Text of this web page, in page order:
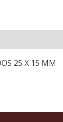
25 X 15 MM